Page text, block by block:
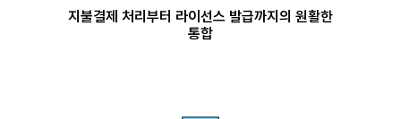
지불결제 처리부터 라이선스 발급까지의 원활한
통합